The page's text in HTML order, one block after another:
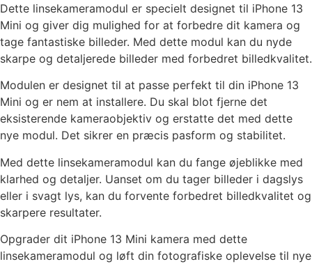
Dette linsekameramodul er specielt designet til iPhone 13
Mini og giver dig mulighed for at forbedre dit kamera og
tage fantastiske billeder. Med dette modul kan du nyde
skarpe og detaljerede billeder med forbedret billedkvalitet.
Modulen er designet til at passe perfekt til din iPhone 13
Mini og er nem at installere. Du skal blot fjerne det
eksisterende kameraobjektiv og erstatte det med dette
nye modul. Det sikrer en præcis pasform og stabilitet.
Med dette linsekameramodul kan du fange øjeblikke med
klarhed og detaljer. Uanset om du tager billeder i dagslys
eller i svagt lys, kan du forvente forbedret billedkvalitet og
skarpere resultater.
Opgrader dit iPhone 13 Mini kamera med dette
linsekameramodul og løft din fotografiske oplevelse til nye